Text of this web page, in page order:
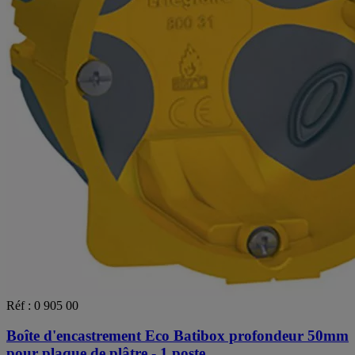
Réf : 0 905 00
Boîte d'encastrement Eco Batibox profondeur 50mm